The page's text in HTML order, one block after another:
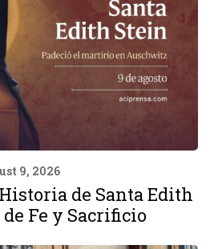
9, 2026
de Santa Edith
Fe y Sacrificio